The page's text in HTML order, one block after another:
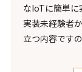
なIoTに簡単に
実装未経験者
立つ内容です